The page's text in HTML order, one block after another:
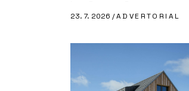
23. 7. 2026 /ADVERTORIAL